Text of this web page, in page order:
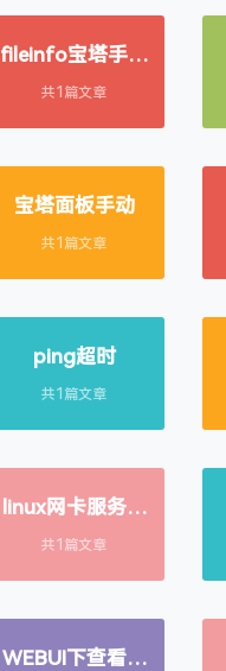
fileinfo宝塔手动
安装
共1篇文章
宝塔面板手动
共1篇文章
ping超时
共1篇文章
linux网卡服务冲
突
共1篇文章
WEBUI下查看硬